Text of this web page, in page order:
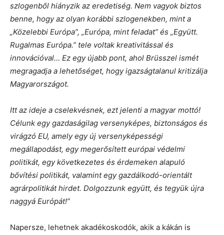
szlogenből hiányzik az eredetiség. Nem vagyok biztos
benne, hogy az olyan korábbi szlogenekben, mint a
„Közelebbi Európa”, „Európa, mint feladat” és „Együtt.
Rugalmas Európa.” tele voltak kreativitással és
innovációval… Ez egy újabb pont, ahol Brüsszel ismét
megragadja a lehetőséget, hogy igazságtalanul kritizálja
Magyarországot.
Itt az ideje a cselekvésnek, ezt jelenti a magyar mottó!
Célunk egy gazdaságilag versenyképes, biztonságos és
virágzó EU, amely egy új versenyképességi
megállapodást, egy megerősített európai védelmi
politikát, egy következetes és érdemeken alapuló
bővítési politikát, valamint egy gazdálkodó-orientált
agrárpolitikát hirdet. Dolgozzunk együtt, és tegyük újra
naggyá Európát!”
Napersze, lehetnek akadékoskodók, akik a kákán is